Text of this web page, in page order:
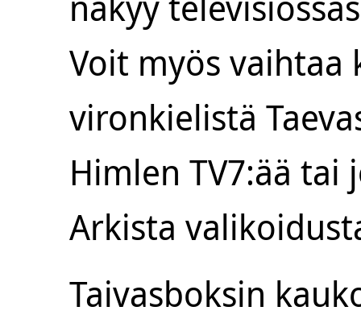
Voit myös vaihtaa
vironkielistä
Himlen TV7:ää tai
Arkista
Taivasboksin